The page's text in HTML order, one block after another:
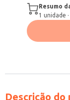
Resumo
1 unidade ·
Descrição do